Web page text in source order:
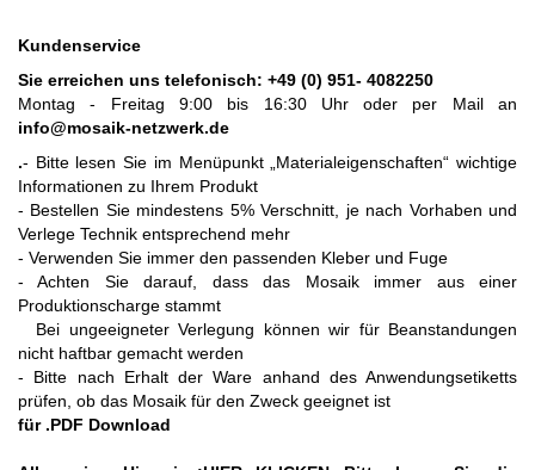
Kundenservice
Sie erreichen uns telefonisch: +49 (0) 951- 4082250
Montag - Freitag 9:00 bis 16:30 Uhr oder per Mail an
info@mosaik-netzwerk.de
.- Bitte lesen Sie im Menüpunkt „Materialeigenschaften“ wichtige
Informationen zu Ihrem Produkt
- Bestellen Sie mindestens 5% Verschnitt, je nach Vorhaben und
Verlege Technik entsprechend mehr
- Verwenden Sie immer den passenden Kleber und Fuge
- Achten Sie darauf, dass das Mosaik immer aus einer
Produktionscharge stammt
Bei ungeeigneter Verlegung können wir für Beanstandungen
nicht haftbar gemacht werden
- Bitte nach Erhalt der Ware anhand des Anwendungsetiketts
prüfen, ob das Mosaik für den Zweck geeignet ist
für .PDF Download